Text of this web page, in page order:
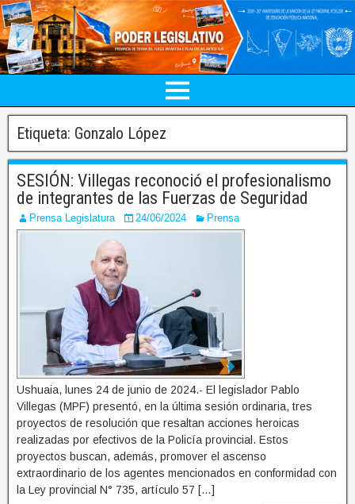
Etiqueta: Gonzalo López
SESIÓN: Villegas reconoció el profesionalismo
de integrantes de las Fuerzas de Seguridad
Prensa Legislatura 24/06/2024 Prensa
Ushuaia, lunes 24 de junio de 2024.- El legislador Pablo
Villegas (MPF) presentó, en la última sesión ordinaria, tres
proyectos de resolución que resaltan acciones heroicas
realizadas por efectivos de la Policía provincial. Estos
proyectos buscan, además, promover el ascenso
extraordinario de los agentes mencionados en conformidad con
la Ley provincial N° 735, artículo 57 […]